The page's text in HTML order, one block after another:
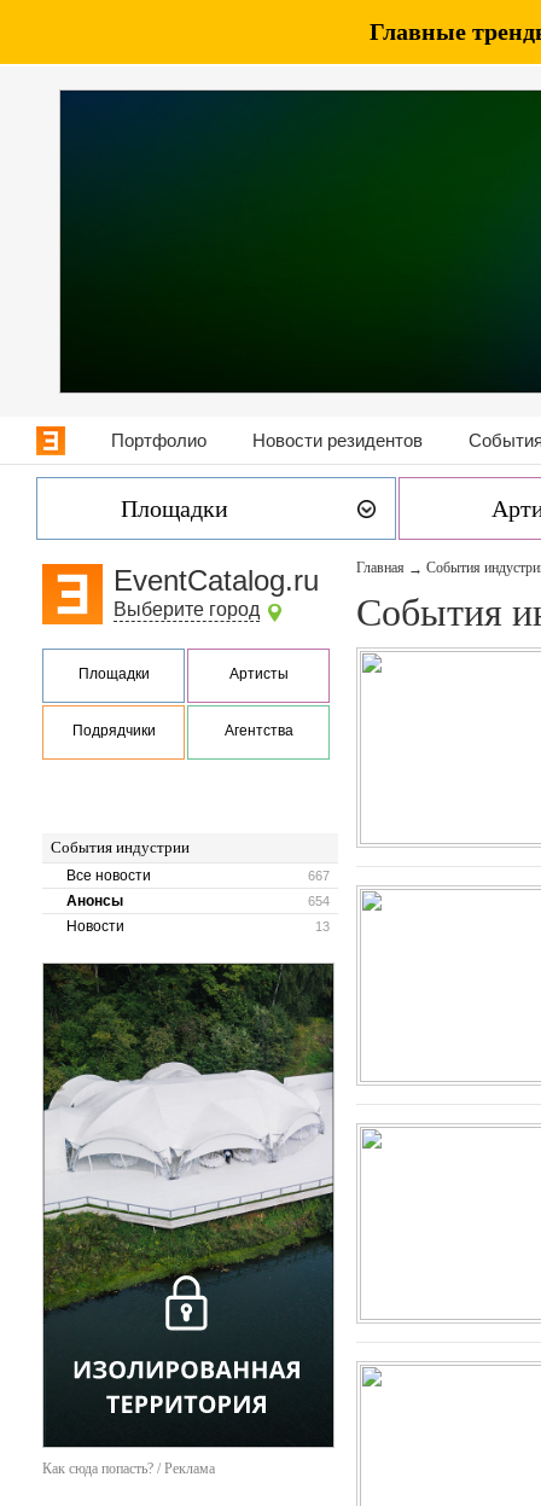
Главные
Портфолио Новости резидентов
Площадки
EventCatalog.ru
Выберите город
Площадки Артисты
Подрядчики Агентства
События индустрии
667
Все новости
654
Анонсы
13
Новости
Как сюда попасть? / Реклама
Главная → События
События